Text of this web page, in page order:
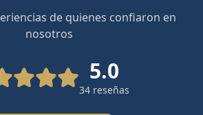
de quienes confiaron en
nosotros
5.0
34reseñas